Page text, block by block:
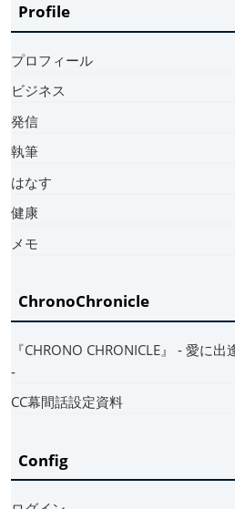
Profile
プロフィール
ビジネス
発信
執筆
はなす
健康
メモ
ChronoChronicle
『CHRONO CHRONICLE』 ‐ 愛に
‐
CC幕間話設定資料
Config